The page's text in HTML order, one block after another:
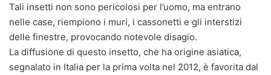
Tali insetti non sono pericolosi per l’uomo, ma entrano
nelle case, riempiono i muri, i cassonetti e gli interstizi
delle finestre, provocando notevole disagio.
La diffusione di questo insetto, che ha origine asiatica,
segnalato in Italia per la prima volta nel 2012, è favorita dal